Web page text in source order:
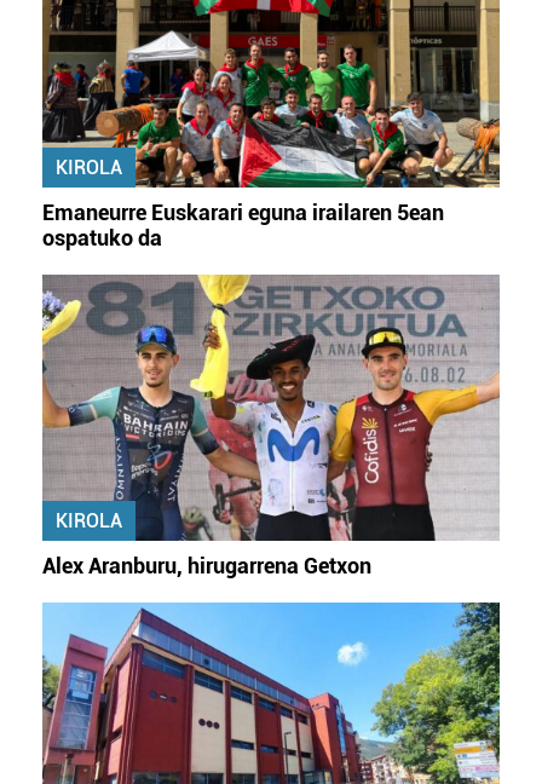
KIROLA
Emaneurre Euskarari eguna irailaren 5ean
ospatuko da
KIROLA
Alex Aranburu, hirugarrena Getxon